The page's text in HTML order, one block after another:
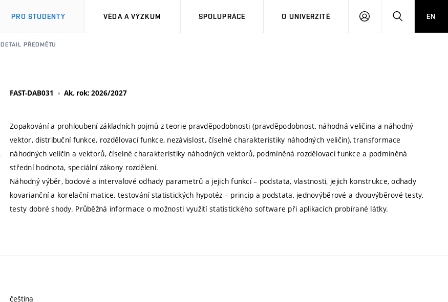
PRO STUDENTY VĚDA A VÝZKUM SPOLUPRÁCE O UNIVERZITĚ
PŘIHLÁSIT HLEDATEN
DETAIL PŘEDMĚTU
FAST-DAB031 Ak. rok: 2026/2027
Zopakování a prohloubení základních pojmů z teorie pravděpodobnosti (pravděpodobnost, náhodná veličina a náhodný
vektor, distribuční funkce, rozdělovací funkce, nezávislost, číselné charakteristiky náhodných veličin), transformace
náhodných veličin a vektorů, číselné charakteristiky náhodných vektorů, podmíněná rozdělovací funkce a podmíněná
střední hodnota, speciální zákony rozdělení.
Náhodný výběr, bodové a intervalové odhady parametrů a jejich funkcí – podstata, vlastnosti, jejich konstrukce, odhady
kovarianční a korelační matice, testování statistických hypotéz – princip a podstata, jednovýběrové a dvouvýběrové testy,
testy dobré shody. Průběžná informace o možnosti využití statistického software při aplikacích probírané látky.
čeština